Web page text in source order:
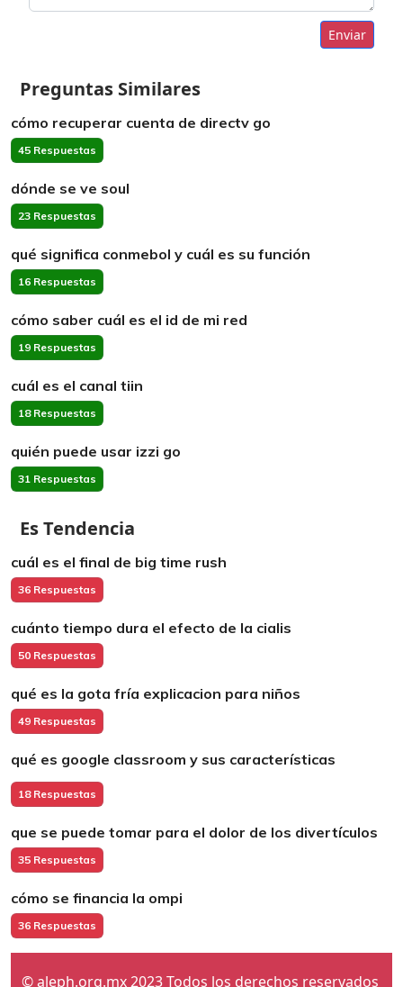
Enviar
Preguntas Similares
cómo recuperar cuenta de directv go
45 Respuestas
dónde se ve soul
23 Respuestas
qué significa conmebol y cuál es su función
16 Respuestas
cómo saber cuál es el id de mi red
19 Respuestas
cuál es el canal tiin
18 Respuestas
quién puede usar izzi go
31 Respuestas
Es Tendencia
cuál es el final de big time rush
36 Respuestas
cuánto tiempo dura el efecto de la cialis
50 Respuestas
qué es la gota fría explicacion para niños
49 Respuestas
qué es google classroom y sus características
18 Respuestas
que se puede tomar para el dolor de los divertículos
35 Respuestas
cómo se financia la ompi
36 Respuestas
© aleph.org.mx 2023 Todos los derechos reservados